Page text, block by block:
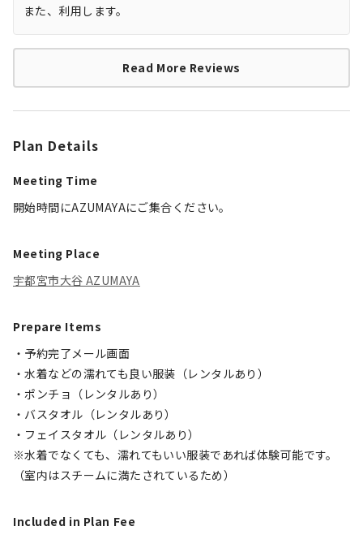
また、利用します。
Read More Reviews
Plan Details
Meeting Time
開始時間にAZUMAYAにご集合ください。
Meeting Place
宇都宮市大谷 AZUMAYA
Prepare Items
・予約完了メール画面
・水着などの濡れても良い服装（レンタルあり）
・ポンチョ（レンタルあり）
・バスタオル（レンタルあり）
・フェイスタオル（レンタルあり）
※水着でなくても、濡れてもいい服装であれば体験可能です。
（室内はスチームに満たされているため）
Included in Plan Fee